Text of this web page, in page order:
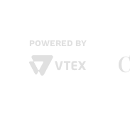
POWERED BY